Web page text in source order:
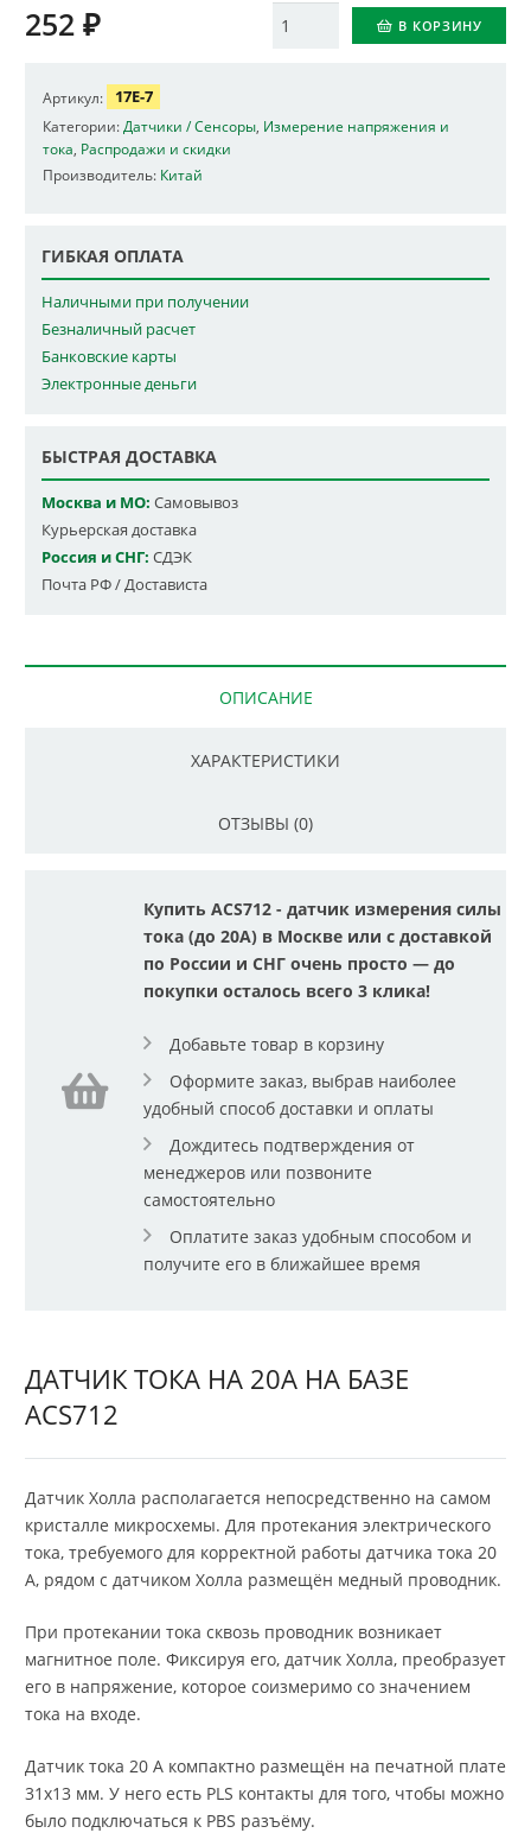
Количество В КОРЗИНУ
252 ₽
Артикул: 17E-7
Категории: Датчики / Сенсоры Измерение напряжения и
тока Распродажи и скидки
Производитель: Китай
ГИБКАЯ ОПЛАТА
Наличными при получении
Безналичный расчет
Банковские карты
Электронные деньги
БЫСТРАЯ ДОСТАВКА
Москва и МО: Самовывоз
Курьерская доставка
Россия и СНГ: СДЭК
Почта РФ / Достависта
ОПИСАНИЕ
ХАРАКТЕРИСТИКИ
ОТЗЫВЫ (0)
Купить ACS712 - датчик измерения силы
тока (до 20А) в Москве или с доставкой
по России и СНГ очень просто — до
покупки осталось всего 3 клика!
Добавьте товар в корзину
Оформите заказ, выбрав наиболее
удобный способ доставки и оплаты
Дождитесь подтверждения от
менеджеров или позвоните
самостоятельно
Оплатите заказ удобным способом и
получите его в ближайшее время
ДАТЧИК ТОКА НА 20А НА БАЗЕ
ACS712
Датчик Холла располагается непосредственно на самом
кристалле микросхемы. Для протекания электрического
тока, требуемого для корректной работы датчика тока 20
А, рядом с датчиком Холла размещён медный проводник.
При протекании тока сквозь проводник возникает
магнитное поле. Фиксируя его, датчик Холла, преобразует
его в напряжение, которое соизмеримо со значением
тока на входе.
Датчик тока 20 А компактно размещён на печатной плате
31х13 мм. У него есть PLS контакты для того, чтобы можно
было подключаться к PBS разъёму.